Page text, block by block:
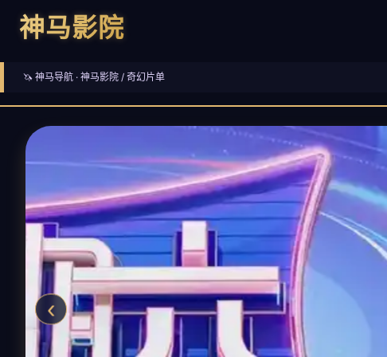
神马影院
🦄 神马导航 · 神马影院 / 奇幻片单
‹